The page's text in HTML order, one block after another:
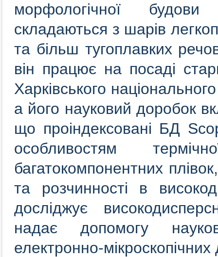
морфологічної
складаються з шарів
та більш тугоплавких
він працює на посаді
Харківського
а його науковий доробок
що проіндексовані БД
особливостям
багатокомпонентних
та розчинності в
досліджує
надає допомогу
електронно-